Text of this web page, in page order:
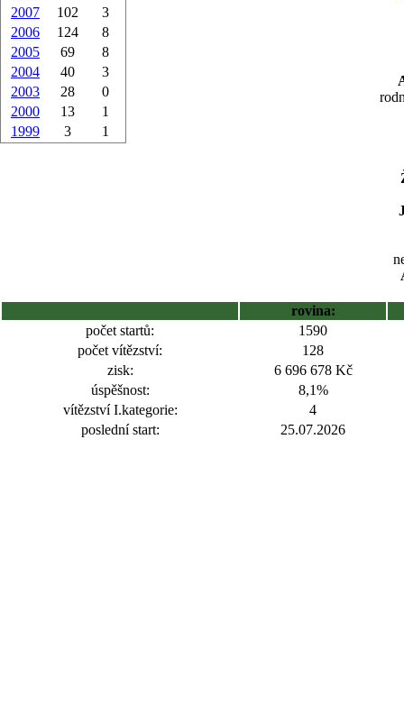
2007
102
3
2006
124
8
2005
69
8
2004
40
3
2003
28
0
2000
13
1
1999
3 1
rovina:
počet startů:
1590
počet vítězství:
128
zisk:
6 696 678 Kč
úspěšnost:
8,1%
vítězství I.kategorie:
4
poslední start:
25.07.2026